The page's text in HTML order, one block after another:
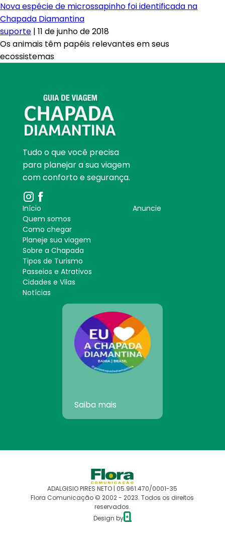
Nova espécie de microssapinho foi identificada na
Chapada Diamantina
suporte | 11 de junho de 2018
Os animais têm papéis relevantes em seus
ecossistemas
Tudo o que você precisa
para planejar a sua viagem
com conforto e segurança.
Início
Quem somos
Como chegar
Planeje sua viagem
Sobre a Chapada
Tipos de Turismo
Passeios e Atrativos
Cidades e Vilas
Notícias
Anuncie
Saiba mais
ADALGISIO PIRES NETO | 05.961.470/0001-35
Flora Comunicação © 2002 - 2023. Todos os direitos
reservados.
Design by